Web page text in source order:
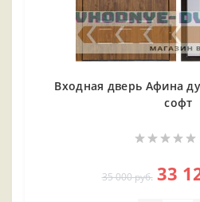
Входная дверь Афина
софт
35 000 руб. 33